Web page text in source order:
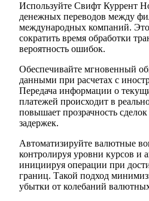
Используйте Свифт Куррент
денежных переводов между
международных компаний. Это
сократить время обработки
вероятность ошибок.
Обеспечивайте мгновенный
данными при расчетах с
Передача информации о
платежей происходит в
повышает прозрачность
задержек.
Автоматизируйте валютные
контролируя уровни курсов и
инициируя операции при
границ. Такой подход
убытки от колебаний